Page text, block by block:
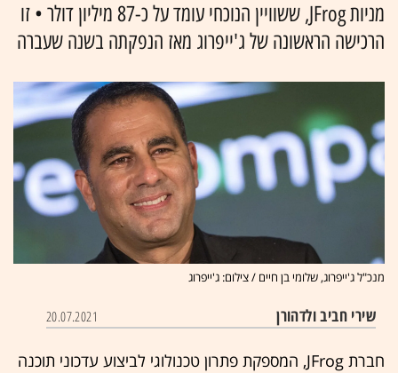
מניות JFrog, ששוויין הנוכחי עומד על כ-87 מיליון דולר • זו
הרכישה הראשונה של ג'ייפרוג מאז הנפקתה בשנה שעברה
מנכ"ל ג'ייפרוג, שלומי בן חיים / צילום: ג'ייפרוג
שירי חביב ולדהורן 20.07.2021
חברת JFrog, המספקת פתרון טכנולוגי לביצוע עדכוני תוכנה